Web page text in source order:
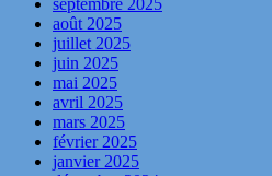
septembre 2025
août 2025
juillet 2025
juin 2025
mai 2025
avril 2025
mars 2025
février 2025
janvier 2025